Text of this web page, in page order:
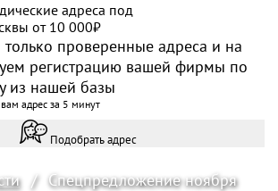
адреса под
от 10 000₽
проверенные адреса и на
регистрацию вашей фирмы по
из нашей базы
адрес за 5 минут
Подобрать адрес
/ Спецпредложение ноября